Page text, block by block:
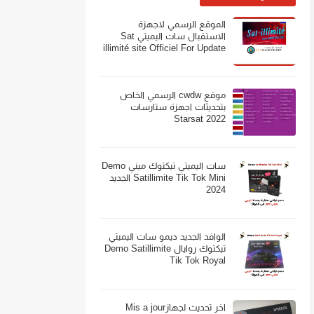
الموقع الرسمي لاجهزة
الاستقبال سات اليميتي Sat
illimité site Officiel For Update
موقع cwdw الرسمي الخاص
بتحديثات اجهزة ستارسات
Starsat 2022
سات اليميتي تيكتوك ميني Demo
Satillimite Tik Tok Mini الجديد
2024
الوافد الجديد ديمو سات اليميتي
تيكتوك روايال Demo Satillimite
Tik Tok Royal
اخر تحديث لجهازMis a jour